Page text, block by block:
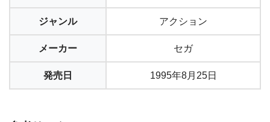
ジャンル アクション
メーカー セガ
発売日 1995年8月25日